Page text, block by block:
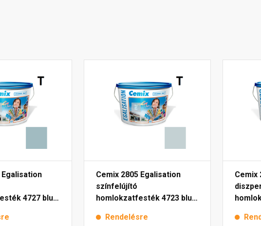
Egalisation
4727 blue
Cemix 2805 Egalisation
színfelújító
homlokzatfesték 4723 blue
Rendelésre
Cemix